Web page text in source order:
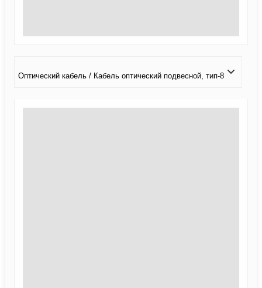
Оптический кабель / Кабель оптический подвесной, тип-8